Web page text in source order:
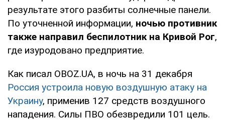
результате этого разбиты солнечные панели.
По уточненной информации, ночью противник
также направил беспилотник на Кривой Рог,
где изуродовано предприятие.
Как писал OBOZ.UA, в ночь на 31 декабря
Россия устроила новую воздушную атаку на
Украину, применив 127 средств воздушного
нападения. Силы ПВО обезвредили 101 цель.